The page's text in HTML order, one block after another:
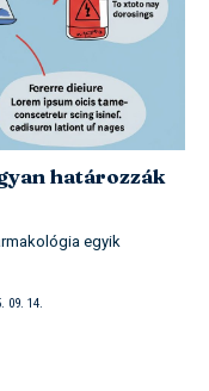
határozzák
egyik
09. 14.